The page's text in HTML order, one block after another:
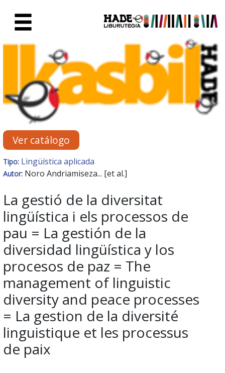
Ficha de Novedades -
Ver catálogo
Tipo: Lingüística aplicada
Autor: Noro Andriamiseza... [et al.]
La gestió de la diversitat
lingüística i els processos de
pau = La gestión de la
diversidad lingüística y los
procesos de paz = The
management of linguistic
diversity and peace processes
= La gestion de la diversité
linguistique et les processus
de paix